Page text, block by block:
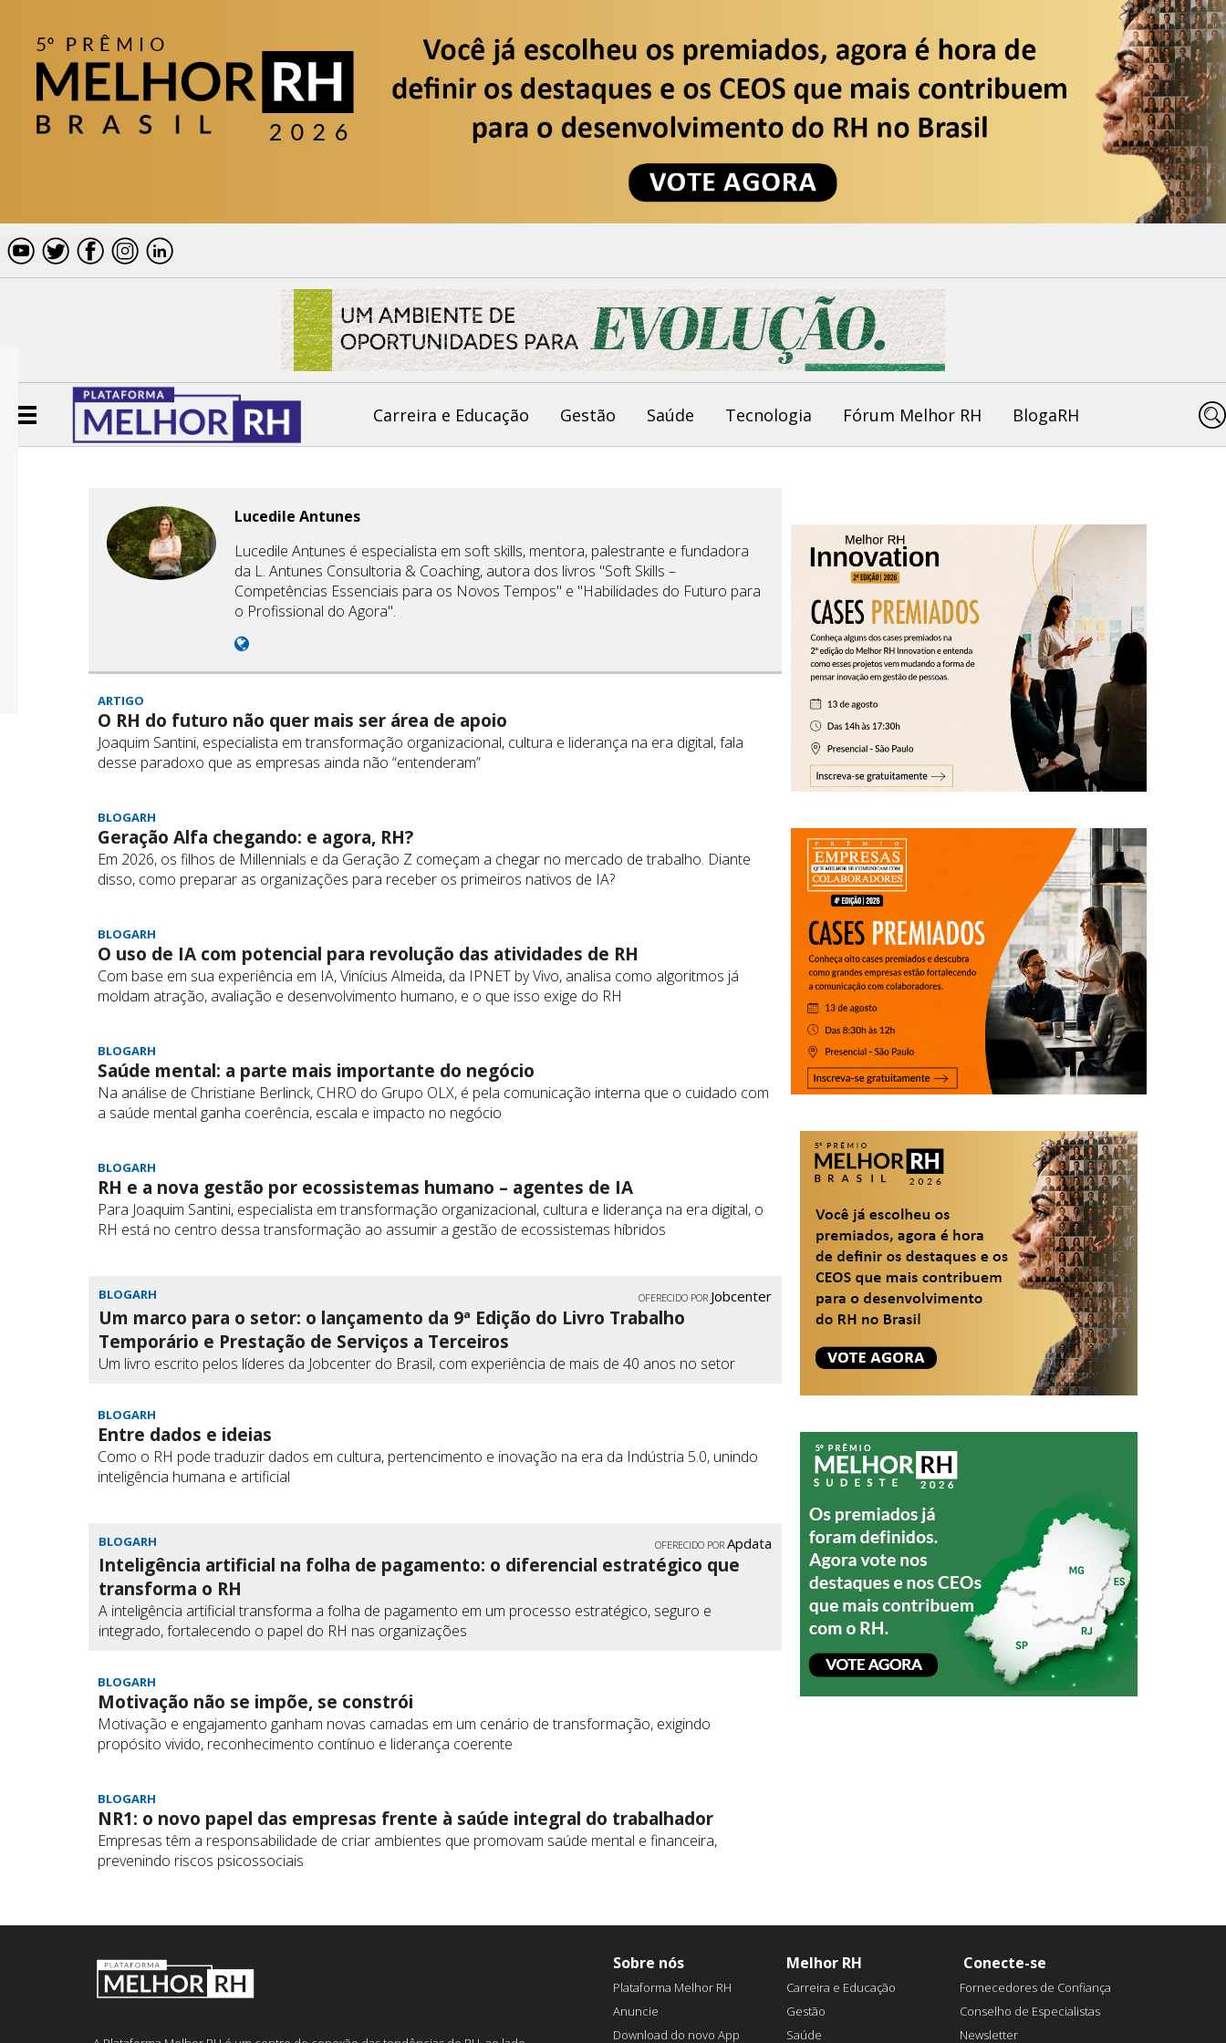
Carreira e Educação Gestão Saúde Tecnologia Fórum Melhor RH BlogaRH
Lucedile Antunes
Lucedile Antunes é especialista em soft skills, mentora, palestrante e fundadora
da L. Antunes Consultoria & Coaching, autora dos livros "Soft Skills –
Competências Essenciais para os Novos Tempos" e "Habilidades do Futuro para
o Profissional do Agora".
ARTIGO
O RH do futuro não quer mais ser área de apoio
Joaquim Santini, especialista em transformação organizacional, cultura e liderança na era digital, fala
desse paradoxo que as empresas ainda não “entenderam”
BLOGARH
Geração Alfa chegando: e agora, RH?
Em 2026, os filhos de Millennials e da Geração Z começam a chegar no mercado de trabalho. Diante
disso, como preparar as organizações para receber os primeiros nativos de IA?
BLOGARH
O uso de IA com potencial para revolução das atividades de RH
Com base em sua experiência em IA, Vinícius Almeida, da IPNET by Vivo, analisa como algoritmos já
moldam atração, avaliação e desenvolvimento humano, e o que isso exige do RH
BLOGARH
Saúde mental: a parte mais importante do negócio
Na análise de Christiane Berlinck, CHRO do Grupo OLX, é pela comunicação interna que o cuidado com
a saúde mental ganha coerência, escala e impacto no negócio
BLOGARH
RH e a nova gestão por ecossistemas humano – agentes de IA
Para Joaquim Santini, especialista em transformação organizacional, cultura e liderança na era digital, o
RH está no centro dessa transformação ao assumir a gestão de ecossistemas híbridos
BLOGARH OFERECIDO POR Jobcenter
Um marco para o setor: o lançamento da 9ª Edição do Livro Trabalho
Temporário e Prestação de Serviços a Terceiros
Um livro escrito pelos líderes da Jobcenter do Brasil, com experiência de mais de 40 anos no setor
BLOGARH
Entre dados e ideias
Como o RH pode traduzir dados em cultura, pertencimento e inovação na era da Indústria 5.0, unindo
inteligência humana e artificial
BLOGARH OFERECIDO POR Apdata
Inteligência artificial na folha de pagamento: o diferencial estratégico que
transforma o RH
A inteligência artificial transforma a folha de pagamento em um processo estratégico, seguro e
integrado, fortalecendo o papel do RH nas organizações
BLOGARH
Motivação não se impõe, se constrói
Motivação e engajamento ganham novas camadas em um cenário de transformação, exigindo
propósito vivido, reconhecimento contínuo e liderança coerente
BLOGARH
NR1: o novo papel das empresas frente à saúde integral do trabalhador
Empresas têm a responsabilidade de criar ambientes que promovam saúde mental e financeira,
prevenindo riscos psicossociais
Sobre nós
Plataforma Melhor RH
Anuncie
Download do novo App
Melhor RH
Carreira e Educação
Gestão
Saúde
Conecte-se
Fornecedores de Confiança
Conselho de Especialistas
Newsletter